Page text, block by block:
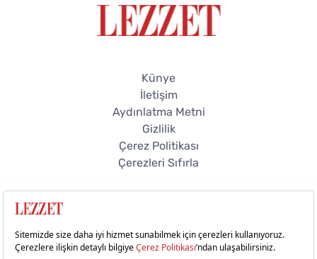
Künye
İletişim
Aydınlatma Metni
Gizlilik
Çerez Politikası
Çerezleri Sıfırla